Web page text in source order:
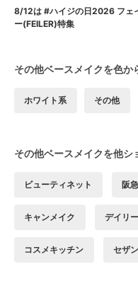
8/12は #ハイジの日2026 フェ
ー(FEILER)特集
その他ベースメイクを色か
ホワイト系 その他
その他ベースメイクを他シ
ビューティネット 阪
キャンメイク デイリ
コスメキッチン セザ